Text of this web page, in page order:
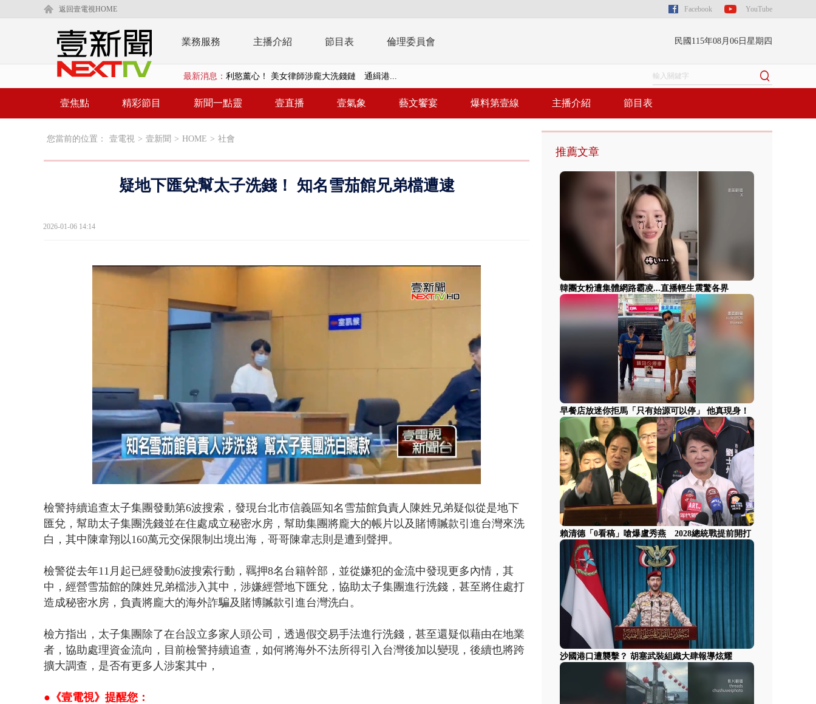
返回壹電視HOME Facebook YouTube
業務服務 主播介紹 節目表 倫理委員會 民國115年08月06日星期四
最新消息： 利慾薰心！ 美女律師涉龐大洗錢鏈 通緝港...
早餐店放迷你拒馬「只有始源可以停」 他真...
貨車鬼切釀禍 砂石車為閃避悚撞4車釀3傷
壹焦點 精彩節目 新聞一點靈 壹直播 壹氣象 藝文饗宴 爆料第壹線 主播介紹 節目表
您當前的位置： 壹電視 > 壹新聞 > HOME > 社會
疑地下匯兌幫太子洗錢！ 知名雪茄館兄弟檔遭逮
2026-01-06 14:14
Loaded :
44.69%
檢警持續追查太子集團發動第6波搜索，發現台北市信義區知名雪茄館負責人陳姓兄弟疑似從是地下
匯兌，幫助太子集團洗錢並在住處成立秘密水房，幫助集團將龐大的帳片以及賭博贓款引進台灣來洗
白，其中陳韋翔以160萬元交保限制出境出海，哥哥陳韋志則是遭到聲押。
檢警從去年11月起已經發動6波搜索行動，羈押8名台籍幹部，並從嫌犯的金流中發現更多內情，其
中，經營雪茄館的陳姓兄弟檔涉入其中，涉嫌經營地下匯兌，協助太子集團進行洗錢，甚至將住處打
造成秘密水房，負責將龐大的海外詐騙及賭博贓款引進台灣洗白。
檢方指出，太子集團除了在台設立多家人頭公司，透過假交易手法進行洗錢，甚至還疑似藉由在地業
者，協助處理資金流向，目前檢警持續追查，如何將海外不法所得引入台灣後加以變現，後續也將跨
擴大調查，是否有更多人涉案其中，
●《壹電視》提醒您：
推薦文章
韓團女粉遭集體網路霸凌...直播輕生震驚各界
早餐店放迷你拒馬「只有始源可以停」 他真現身！
賴清德「0看稿」嗆爆盧秀燕 2028總統戰提前開打
沙國港口遭襲擊？ 胡塞武裝組織大肆報導炫耀